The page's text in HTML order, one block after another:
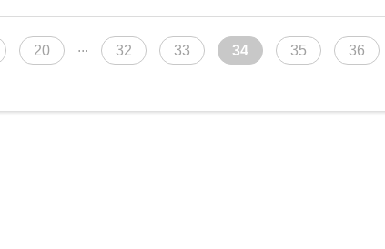
20 ... 32 33 34 35 36